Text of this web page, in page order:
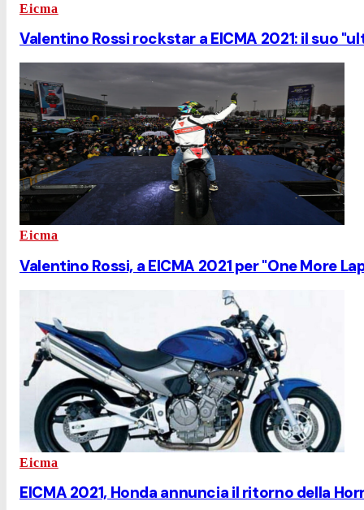
Eicma
Valentino Rossi rockstar a EICMA 2021: il suo
Eicma
Valentino Rossi, a EICMA 2021 per "One More
Eicma
EICMA 2021, Honda annuncia il ritorno della